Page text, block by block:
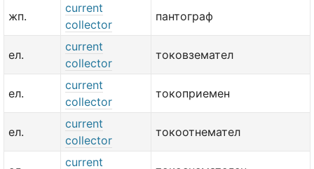
жп.
current
collector
пантограф
ел.
current
collector
токовземател
ел.
current
collector
токоприемен
ел.
current
collector
токоотнемател
current